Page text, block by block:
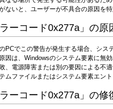
ないと、ユーザーが不具合の原因を
ラーコード0x277a」の原
PCでこの警告が発生する場合、シス
因は、Windowsのシステム要素に無
、電源障害または別の要因による不
ムファイルまたはシステム要素エン
ラーコード0x277a」の修